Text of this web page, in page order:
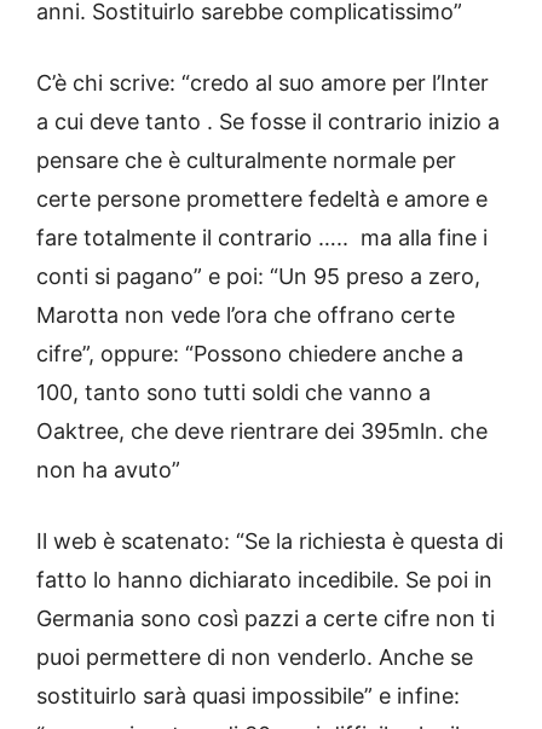
anni. Sostituirlo sarebbe complicatissimo”
C’è chi scrive: “credo al suo amore per l’Inter
a cui deve tanto . Se fosse il contrario inizio a
pensare che è culturalmente normale per
certe persone promettere fedeltà e amore e
fare totalmente il contrario ….. ma alla fine i
conti si pagano” e poi: “Un 95 preso a zero,
Marotta non vede l’ora che offrano certe
cifre”, oppure: “Possono chiedere anche a
100, tanto sono tutti soldi che vanno a
Oaktree, che deve rientrare dei 395mln. che
non ha avuto”
Il web è scatenato: “Se la richiesta è questa di
fatto lo hanno dichiarato incedibile. Se poi in
Germania sono così pazzi a certe cifre non ti
puoi permettere di non venderlo. Anche se
sostituirlo sarà quasi impossibile” e infine: